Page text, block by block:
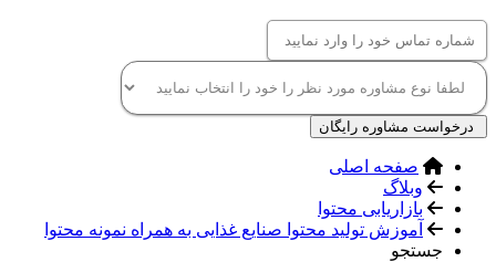
درخواست مشاوره رایگان
صفحه اصلی
وبلاگ
بازاریابی محتوا
آموزش تولید محتوا صنایع غذایی به همراه نمونه محتوا
جستجو